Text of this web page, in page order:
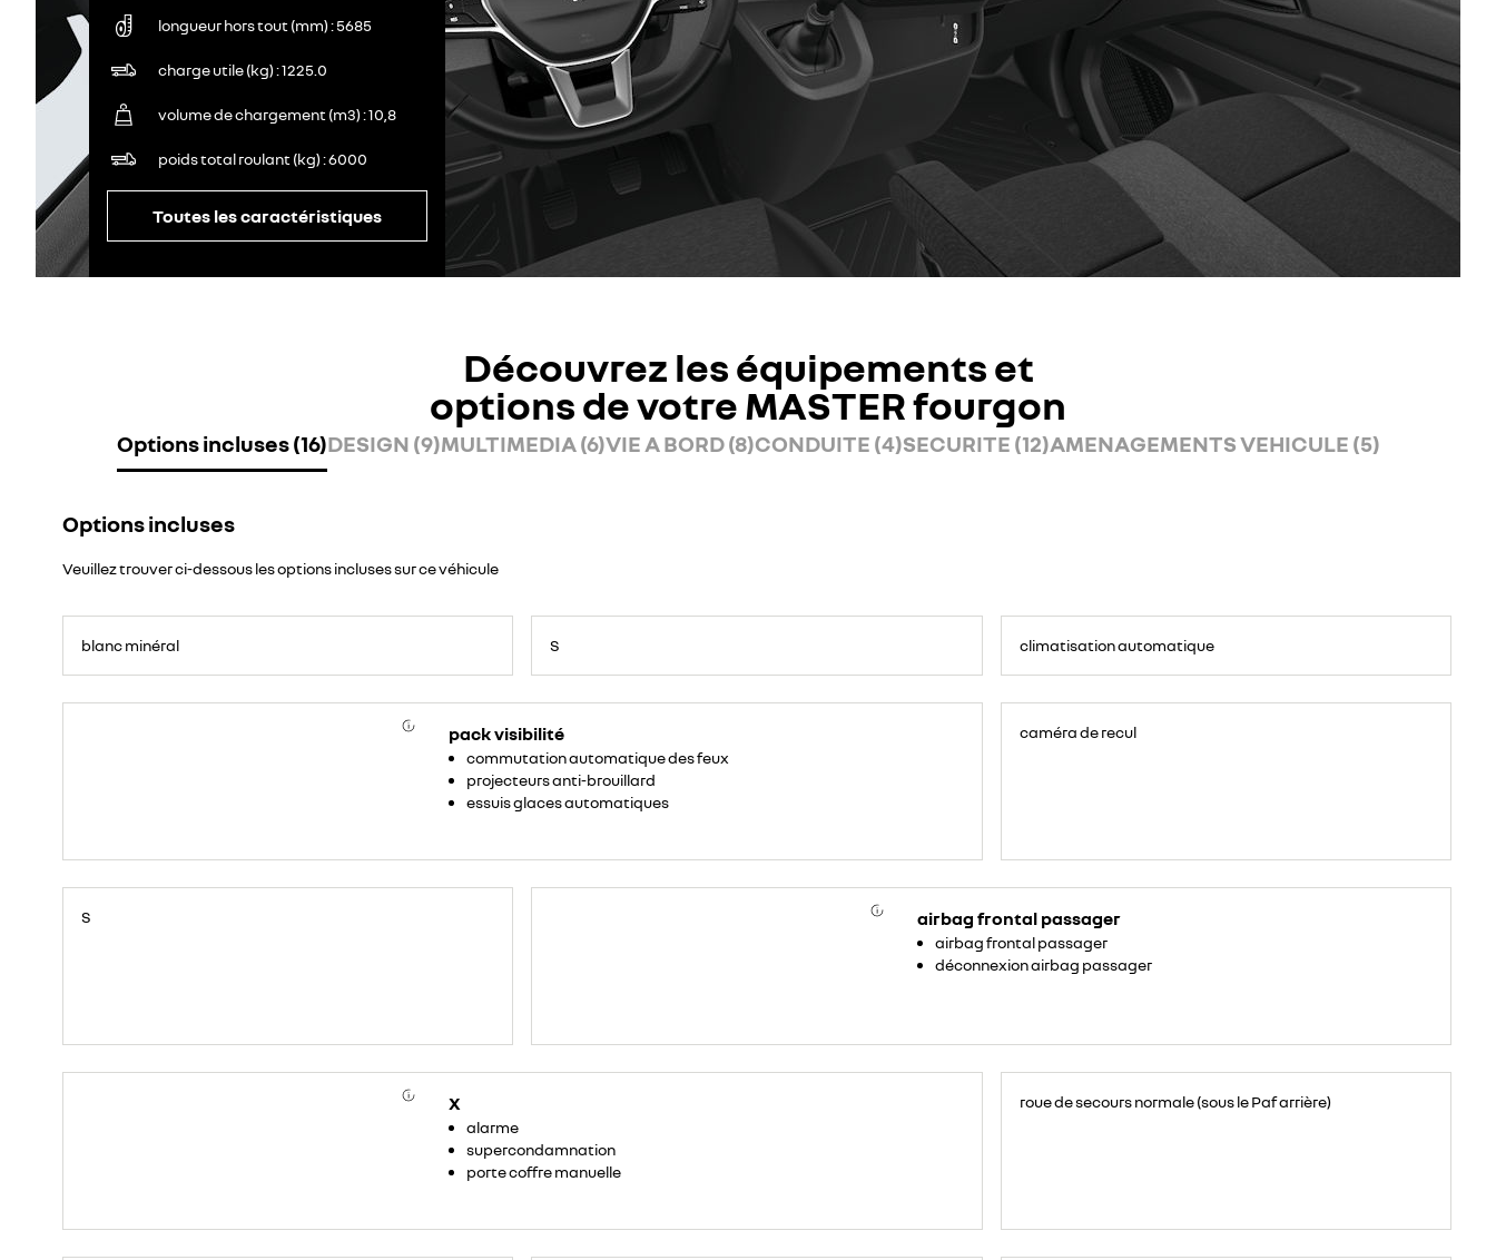
longueur hors tout (mm) 5685
charge utile (kg) 1225.0
volume de chargement (m3) 10,8
poids total roulant (kg) 6000
Toutes les caractéristiques
Découvrez les équipements et
options de votre MASTER fourgon
Options incluses (16)DESIGN (9)MULTIMEDIA (6)VIE A BORD (8)CONDUITE (4)SECURITE (12)AMENAGEMENTS VEHICULE (5)
Options incluses
Veuillez trouver ci-dessous les options incluses sur ce véhicule
blanc minéral S climatisation automatique
pack visibilité
commutation automatique des feux
projecteurs anti-brouillard
essuis glaces automatiques
caméra de recul
S airbag frontal passager
airbag frontal passager
déconnexion airbag passager
X
alarme
supercondamnation
porte coffre manuelle
roue de secours normale (sous le Paf arrière)